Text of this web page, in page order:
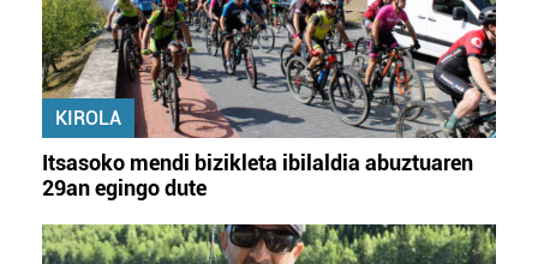
KIROLA
Itsasoko mendi bizikleta ibilaldia abuztuaren
29an egingo dute